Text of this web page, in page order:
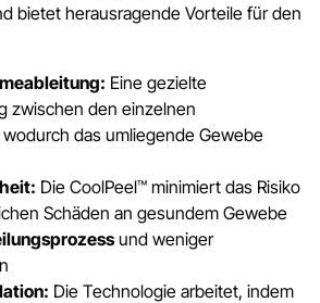
bietet herausragende Vorteile für den
Eine gezielte
zwischen den einzelnen
das umliegende Gewebe
Die CoolPeel™ minimiert das Risiko
Schäden an gesundem Gewebe
und weniger
Die Technologie arbeitet, indem